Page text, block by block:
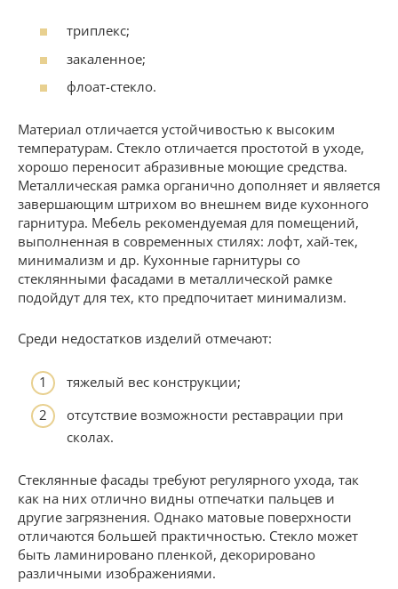
триплекс;
закаленное;
флоат-стекло.
Материал отличается устойчивостью к высоким
температурам. Стекло отличается простотой в уходе,
хорошо переносит абразивные моющие средства.
Металлическая рамка органично дополняет и является
завершающим штрихом во внешнем виде кухонного
гарнитура. Мебель рекомендуемая для помещений,
выполненная в современных стилях: лофт, хай-тек,
минимализм и др. Кухонные гарнитуры со
стеклянными фасадами в металлической рамке
подойдут для тех, кто предпочитает минимализм.
Среди недостатков изделий отмечают:
тяжелый вес конструкции;
отсутствие возможности реставрации при
сколах.
Стеклянные фасады требуют регулярного ухода, так
как на них отлично видны отпечатки пальцев и
другие загрязнения. Однако матовые поверхности
отличаются большей практичностью. Стекло может
быть ламинировано пленкой, декорировано
различными изображениями.